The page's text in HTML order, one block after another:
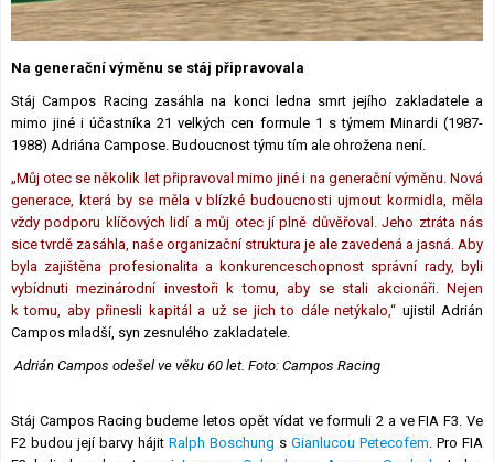
Lexikon F1
Na generační výměnu se stáj připravovala
Stáj Campos Racing zasáhla na konci ledna smrt jejího zakladatele a
mimo jiné i účastníka 21 velkých cen formule 1 s týmem Minardi (1987-
1988) Adriána Campose. Budoucnost týmu tím ale ohrožena není.
„Můj otec se několik let připravoval mimo jiné i na generační výměnu. Nová
generace, která by se měla v blízké budoucnosti ujmout kormidla, měla
vždy podporu klíčových lidí a můj otec jí plně důvěřoval. Jeho ztráta nás
sice tvrdě zasáhla, naše organizační struktura je ale zavedená a jasná. Aby
byla zajištěna profesionalita a konkurenceschopnost správní rady, byli
vybídnuti mezinárodní investoři k tomu, aby se stali akcionáři. Nejen
k tomu, aby přinesli kapitál a už se jich to dále netýkalo,“ ujistil Adrián
Campos mladší, syn zesnulého zakladatele.
Adrián Campos odešel ve věku 60 let. Foto: Campos Racing
Stáj Campos Racing budeme letos opět vídat ve formuli 2 a ve FIA F3. Ve
F2 budou její barvy hájit Ralph Boschung s Gianlucou Petecofem. Pro FIA